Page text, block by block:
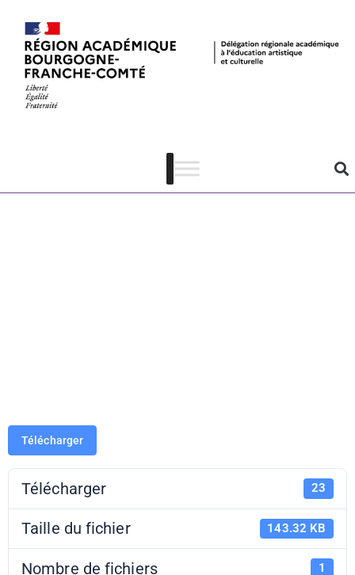
Fiche de
mission Musée
d’archéologie –
Télécharger
Télécharger 23
Taille du fichier 143.32 KB
Nombre de fichiers 1